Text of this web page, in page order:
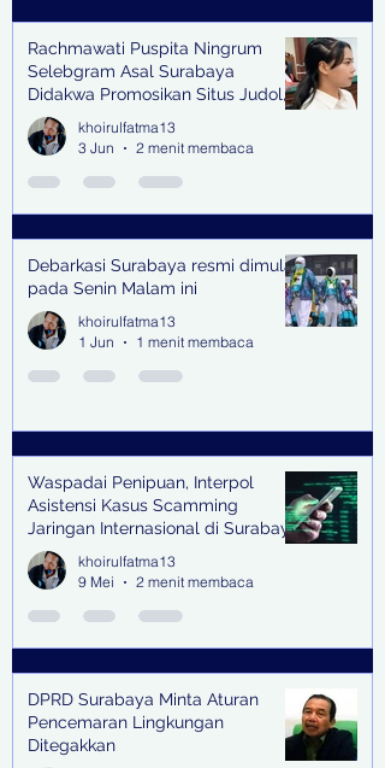
Rachmawati Puspita Ningrum
Selebgram Asal Surabaya
Didakwa Promosikan Situs Judol,
Raup Rp2 Juta dari Tiga Kali
Endorse
khoirulfatma13
3 Jun
2 menit membaca
Debarkasi Surabaya resmi dimulai
pada Senin Malam ini
khoirulfatma13
1 Jun
1 menit membaca
Waspadai Penipuan, Interpol
Asistensi Kasus Scamming
Jaringan Internasional di Surabaya
khoirulfatma13
9 Mei
2 menit membaca
DPRD Surabaya Minta Aturan
Pencemaran Lingkungan
Ditegakkan